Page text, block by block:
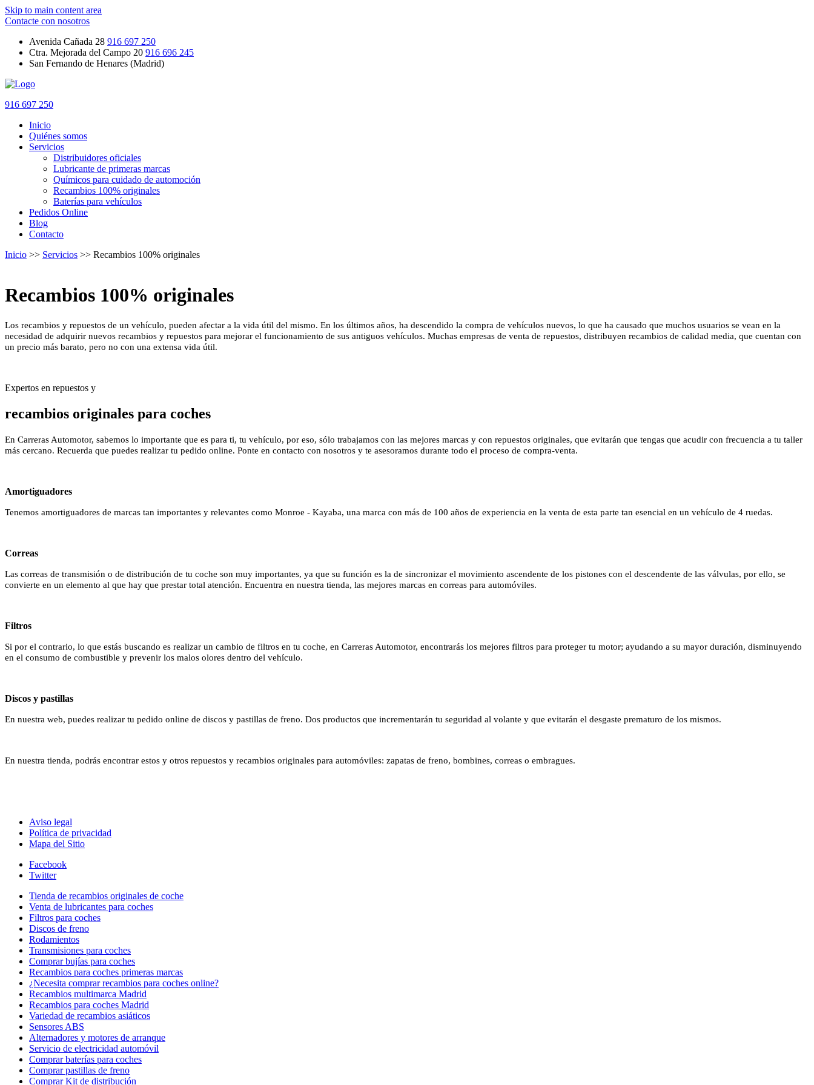
Skip to main content area
Contacte con nosotros
Avenida Cañada 28 916 697 250
Ctra. Mejorada del Campo 20 916 696 245
San Fernando de Henares (Madrid)
916 697 250
Inicio
Quiénes somos
Servicios
Distribuidores oficiales
Lubricante de primeras marcas
Químicos para cuidado de automoción
Recambios 100% originales
Baterías para vehículos
Pedidos Online
Blog
Contacto
Inicio >> Servicios >> Recambios 100% originales
Recambios 100% originales
Los recambios y repuestos de un vehículo, pueden afectar a la vida útil del mismo. En los últimos años, ha descendido la compra de vehículos nuevos, lo que ha causado que muchos usuarios se vean en la
necesidad de adquirir nuevos recambios y repuestos para mejorar el funcionamiento de sus antiguos vehículos. Muchas empresas de venta de repuestos, distribuyen recambios de calidad media, que cuentan con
un precio más barato, pero no con una extensa vida útil.
Expertos en repuestos y
recambios originales para coches
En Carreras Automotor, sabemos lo importante que es para ti, tu vehículo, por eso, sólo trabajamos con las mejores marcas y con repuestos originales, que evitarán que tengas que acudir con frecuencia a tu taller
más cercano. Recuerda que puedes realizar tu pedido online. Ponte en contacto con nosotros y te asesoramos durante todo el proceso de compra-venta.
Amortiguadores
Tenemos amortiguadores de marcas tan importantes y relevantes como Monroe - Kayaba, una marca con más de 100 años de experiencia en la venta de esta parte tan esencial en un vehículo de 4 ruedas.
Correas
Las correas de transmisión o de distribución de tu coche son muy importantes, ya que su función es la de sincronizar el movimiento ascendente de los pistones con el descendente de las válvulas, por ello, se
convierte en un elemento al que hay que prestar total atención. Encuentra en nuestra tienda, las mejores marcas en correas para automóviles.
Filtros
Si por el contrario, lo que estás buscando es realizar un cambio de filtros en tu coche, en Carreras Automotor, encontrarás los mejores filtros para proteger tu motor; ayudando a su mayor duración, disminuyendo
en el consumo de combustible y prevenir los malos olores dentro del vehículo.
Discos y pastillas
En nuestra web, puedes realizar tu pedido online de discos y pastillas de freno. Dos productos que incrementarán tu seguridad al volante y que evitarán el desgaste prematuro de los mismos.
En nuestra tienda, podrás encontrar estos y otros repuestos y recambios originales para automóviles: zapatas de freno, bombines, correas o embragues.
Aviso legal
Política de privacidad
Mapa del Sitio
Facebook
Twitter
Tienda de recambios originales de coche
Venta de lubricantes para coches
Filtros para coches
Discos de freno
Rodamientos
Transmisiones para coches
Comprar bujías para coches
Recambios para coches primeras marcas
¿Necesita comprar recambios para coches online?
Recambios multimarca Madrid
Recambios para coches Madrid
Variedad de recambios asiáticos
Sensores ABS
Alternadores y motores de arranque
Servicio de electricidad automóvil
Comprar baterías para coches
Comprar pastillas de freno
Comprar Kit de distribución